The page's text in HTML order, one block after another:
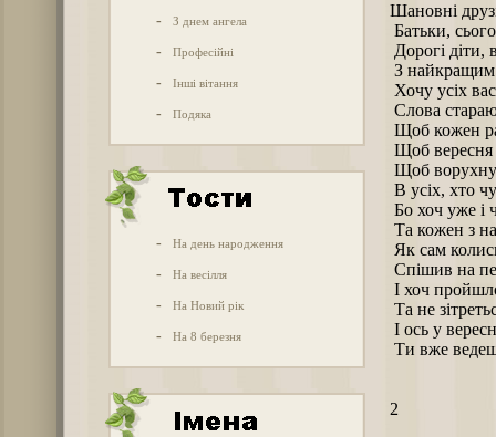
- З днем ангела
- Професійні
- Інші вітання
- Подяка
- На день народження
- На весілля
- На Новий рік
- На 8 березня
Шановні
Батьки,
Дорогі діти,
З найкращим
Хочу усіх
Слова
Щоб кожен
Щоб вересня
Щоб
В усіх, хто
Бо хоч уже і
Та кожен з
Як сам
Спішив на
І хоч
Та не
І ось у
Ти вже
2